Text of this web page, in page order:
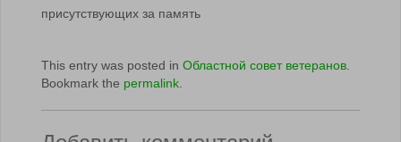
присутствующих за память
This entry was posted in Областной совет ветеранов
Bookmark the permalink